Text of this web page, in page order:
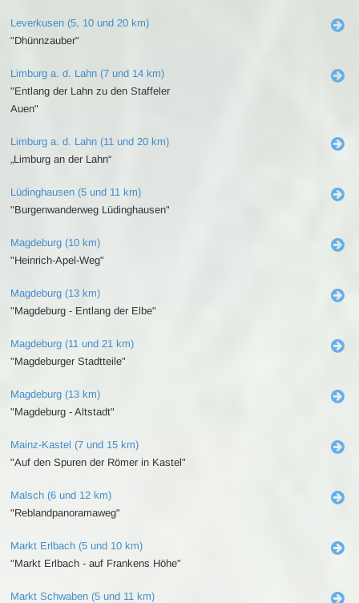
Leverkusen (5, 10 und 20 km)
"Dhünnzauber"
Limburg a. d. Lahn (7 und 14 km)
"Entlang der Lahn zu den Staffeler
Auen"
Limburg a. d. Lahn (11 und 20 km)
„Limburg an der Lahn“
Lüdinghausen (5 und 11 km)
"Burgenwanderweg Lüdinghausen"
Magdeburg (10 km)
"Heinrich-Apel-Weg"
Magdeburg (13 km)
"Magdeburg - Entlang der Elbe"
Magdeburg (11 und 21 km)
"Magdeburger Stadtteile"
Magdeburg (13 km)
"Magdeburg - Altstadt"
Mainz-Kastel (7 und 15 km)
"Auf den Spuren der Römer in Kastel"
Malsch (6 und 12 km)
"Reblandpanoramaweg"
Markt Erlbach (5 und 10 km)
"Markt Erlbach - auf Frankens Höhe"
Markt Schwaben (5 und 11 km)